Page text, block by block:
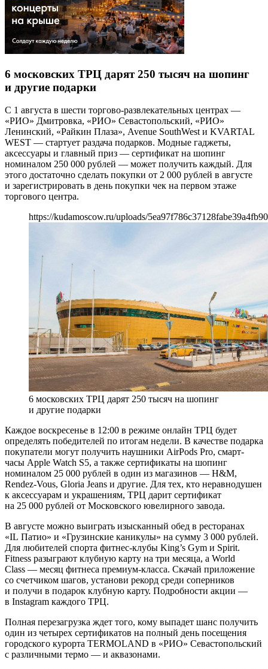
6 московских ТРЦ дарят 250 тысяч на шопинг
и другие подарки
С 1 августа в шести торгово-развлекательных центрах —
«РИО» Дмитровка, «РИО» Севастопольский, «РИО»
Ленинский, «Райкин Плаза», Avenue SouthWest и KVARTAL
WEST — стартует раздача подарков. Модные гаджеты,
аксессуары и главный приз — сертификат на шопинг
номиналом 250 000 рублей — может получить каждый. Для
этого достаточно сделать покупки от 2 000 рублей в августе
и зарегистрировать в день покупки чек на первом этаже
торгового центра.
https://kudamoscow.ru/uploads/
6 московских ТРЦ дарят 250 тысяч на шопинг
и другие подарки
Каждое воскресенье в 12:00 в режиме онлайн ТРЦ будет
определять победителей по итогам недели. В качестве подарка
покупатели могут получить наушники AirPods Pro, смарт-
часы Apple Watch S5, а также сертификаты на шопинг
номиналом 25 000 рублей в один из магазинов — H&M,
Rendez-Vous, Gloria Jeans и другие. Для тех, кто неравнодушен
к аксессуарам и украшениям, ТРЦ дарит сертификат
на 25 000 рублей от Московского ювелирного завода.
В августе можно выиграть изысканный обед в ресторанах
«IL Патио» и «Грузинские каникулы» на сумму 3 000 рублей.
Для любителей спорта фитнес-клубы King’s Gym и Spirit.
Fitness разыграют клубную карту на три месяца, а World
Class — месяц фитнеса премиум-класса. Скачай приложение
со счетчиком шагов, установи рекорд среди соперников
и получи в подарок клубную карту. Подробности акции —
в Instagram каждого ТРЦ.
Полная перезагрузка ждет того, кому выпадет шанс получить
один из четырех сертификатов на полный день посещения
городского курорта TERMOLAND в «РИО» Севастопольский
с различными термо — и аквазонами.